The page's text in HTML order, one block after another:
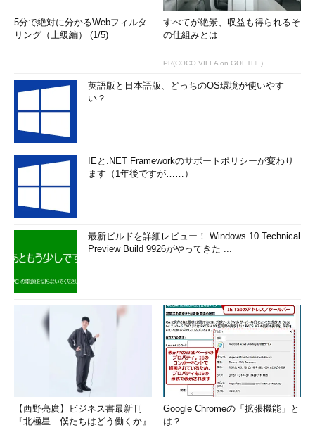
5分で絶対に分かるWebフィルタ
リング（上級編） (1/5)
すべてが絶景、収益も得られるそ
の仕組みとは
PR(COCO VILLA on GOETHE)
英語版と日本語版、どっちのOS環境が使いやす
い？
IEと.NET Frameworkのサポートポリシーが変わり
ます（1年後ですが……）
最新ビルドを詳細レビュー！ Windows 10 Technical
Preview Build 9926がやってきた ...
【西野亮廣】ビジネス書最新刊
『北極星 僕たちはどう働くか』
Google Chromeの「拡張機能」と
は？